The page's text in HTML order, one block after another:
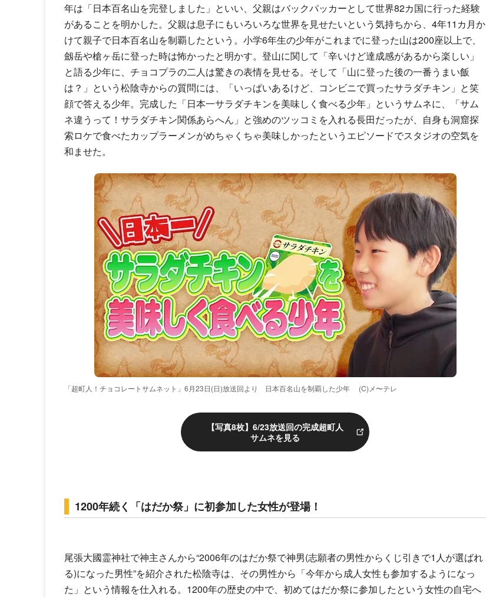
年は「日本百名山を完登しました」といい、父親はバックパッカーとして世界82カ国に行った経験
があることを明かした。父親は息子にもいろいろな世界を見せたいという気持ちから、4年11カ月か
けて親子で日本百名山を制覇したという。小学6年生の少年がこれまでに登った山は200座以上で、
劔岳や槍ヶ岳に登った時は怖かったと明かす。登山に関して「辛いけど達成感があるから楽しい」
と語る少年に、チョコプラの二人は驚きの表情を見せる。そして「山に登った後の一番うまい飯
は？」という松陰寺からの質問には、「いっぱいあるけど、コンビニで買ったサラダチキン」と笑
顔で答える少年。完成した「日本一サラダチキンを美味しく食べる少年」というサムネに、「サム
ネ違うって！サラダチキン関係あらへん」と強めのツッコミを入れる長田だったが、自身も洞窟探
索ロケで食べたカップラーメンがめちゃくちゃ美味しかったというエピソードでスタジオの空気を
和ませた。
「超町人！チョコレートサムネット」6月23日(日)放送回より 日本百名山を制覇した少年 (C)メ〜テレ
【写真8枚】6/23放送回の完成超町人
サムネを見る
1200年続く「はだか祭」に初参加した女性が登場！
尾張大國霊神社で神主さんから“2006年のはだか祭で神男(志願者の男性からくじ引きで1人が選ばれ
る)になった男性”を紹介された松陰寺は、その男性から「今年から成人女性も参加するようになっ
た」という情報を仕入れる。1200年の歴史の中で、初めてはだか祭に参加したという女性の自宅へ